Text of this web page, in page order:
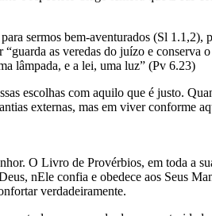
sermos bem-aventurados (Sl 1.1,2),
as veredas do juízo e conserva
lâmpada, e a lei, uma luz” (Pv 6.23)
escolhas com aquilo que é justo.
externas, mas em viver conforme
O Livro de Provérbios, em toda a
nEle confia e obedece aos Seus
verdadeiramente.